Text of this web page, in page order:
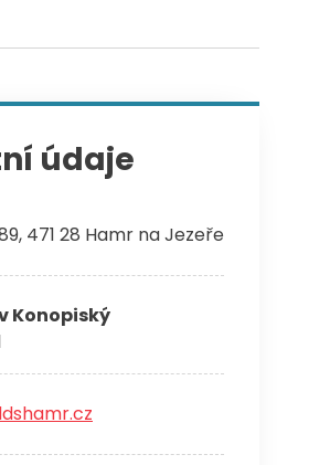
údaje
471 28 Hamr na Jezeře
Konopiský